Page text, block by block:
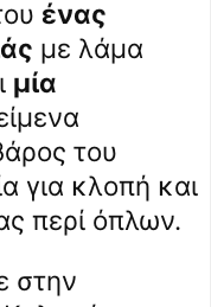
ένας
με λάμα
μία
του
για κλοπή και
περί όπλων.
στην